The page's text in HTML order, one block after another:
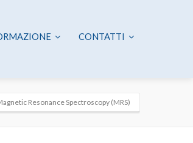
CONTATTI
Resonance Spectroscopy (MRS)